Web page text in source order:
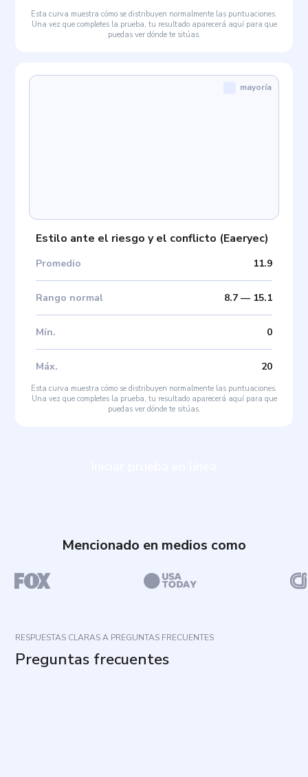
Esta curva muestra cómo se distribuyen normalmente las puntuaciones.
Una vez que completes la prueba, tu resultado aparecerá aquí para que
puedas ver dónde te sitúas.
Estilo ante el riesgo y el conflicto (Eaeryec)
Promedio 11.9
Rango normal 8.7— 15.1
Mín. 0
Máx. 20
mayoría
Esta curva muestra cómo se distribuyen normalmente las puntuaciones.
Una vez que completes la prueba, tu resultado aparecerá aquí para que
puedas ver dónde te sitúas.
Mencionado en medios como
RESPUESTAS CLARAS A PREGUNTAS FRECUENTES
Preguntas frecuentes